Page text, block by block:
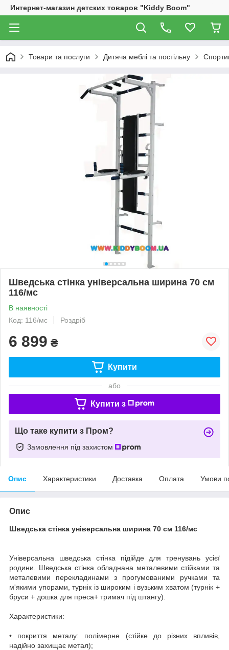
Интернет-магазин детских товаров "Kiddy Boom"
Товари та послуги Дитяча меблі та постільну
Шведська стінка універсальна ширина 70 см
116/мс
В наявності
Код: 116/мс
Роздріб
6 899 ₴
Купити
або
Купити з
Що таке купити з Пром?
Замовлення під захистом
Опис Характеристики Доставка Оплата Умови
Опис
Шведська стінка універсальна ширина 70 см 116/мс
Універсальна шведська стінка підійде для тренувань усієї
родини. Шведська стінка обладнана металевими стійками та
металевими перекладинами з прогумованими ручками та
м'якими упорами, турнік із широким і вузьким хватом (турнік +
бруси + дошка для преса+ тримач під штангу).
Характеристики:
• покриття металу: полімерне (стійке до різних впливів,
надійно захищає метал);